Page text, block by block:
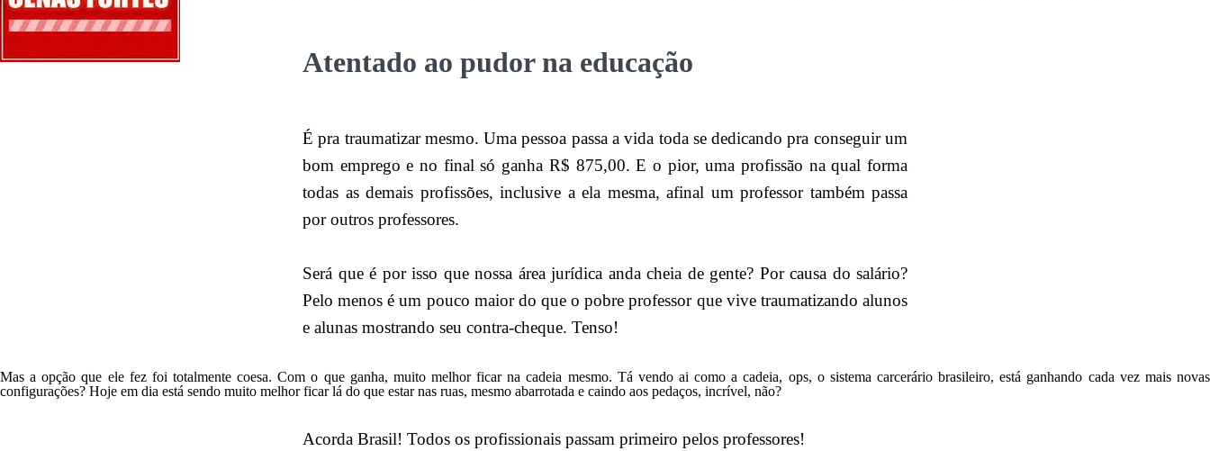
Atentado ao pudor na educação
É pra traumatizar mesmo. Uma pessoa passa a vida toda se dedicando pra conseguir um
bom emprego e no final só ganha R$ 875,00. E o pior, uma profissão na qual forma
todas as demais profissões, inclusive a ela mesma, afinal um professor também passa
por outros professores.
Será que é por isso que nossa área jurídica anda cheia de gente? Por causa do salário?
Pelo menos é um pouco maior do que o pobre professor que vive traumatizando alunos
e alunas mostrando seu contra-cheque. Tenso!
Mas a opção que ele fez foi totalmente coesa. Com o que ganha, muito melhor ficar na cadeia mesmo. Tá vendo ai como a cadeia, ops, o sistema carcerário brasileiro, está ganhando cada vez mais novas
configurações? Hoje em dia está sendo muito melhor ficar lá do que estar nas ruas, mesmo abarrotada e caindo aos pedaços, incrível, não?
Acorda Brasil! Todos os profissionais passam primeiro pelos professores!